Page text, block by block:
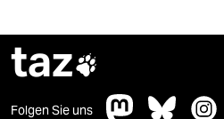
taz
Folgen Sie uns